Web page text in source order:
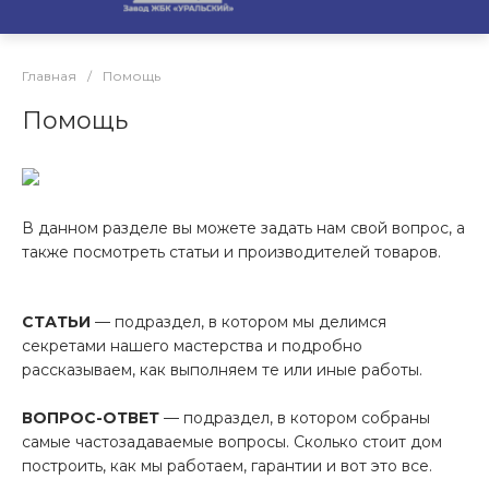
Главная / Помощь
Помощь
В данном разделе вы можете задать нам свой вопрос, а
также посмотреть статьи и производителей товаров.
СТАТЬИ — подраздел, в котором мы делимся
секретами нашего мастерства и подробно
рассказываем, как выполняем те или иные работы.
ВОПРОС-ОТВЕТ — подраздел, в котором собраны
самые частозадаваемые вопросы. Сколько стоит дом
построить, как мы работаем, гарантии и вот это все.